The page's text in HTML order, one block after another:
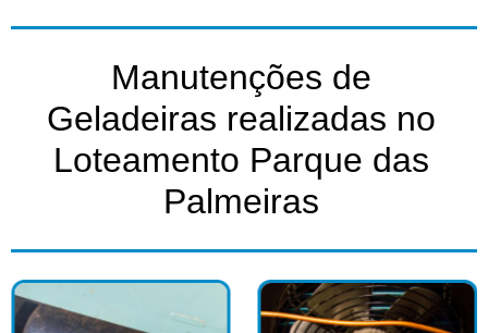
Manutenções de
Geladeiras realizadas no
Loteamento Parque das
Palmeiras​